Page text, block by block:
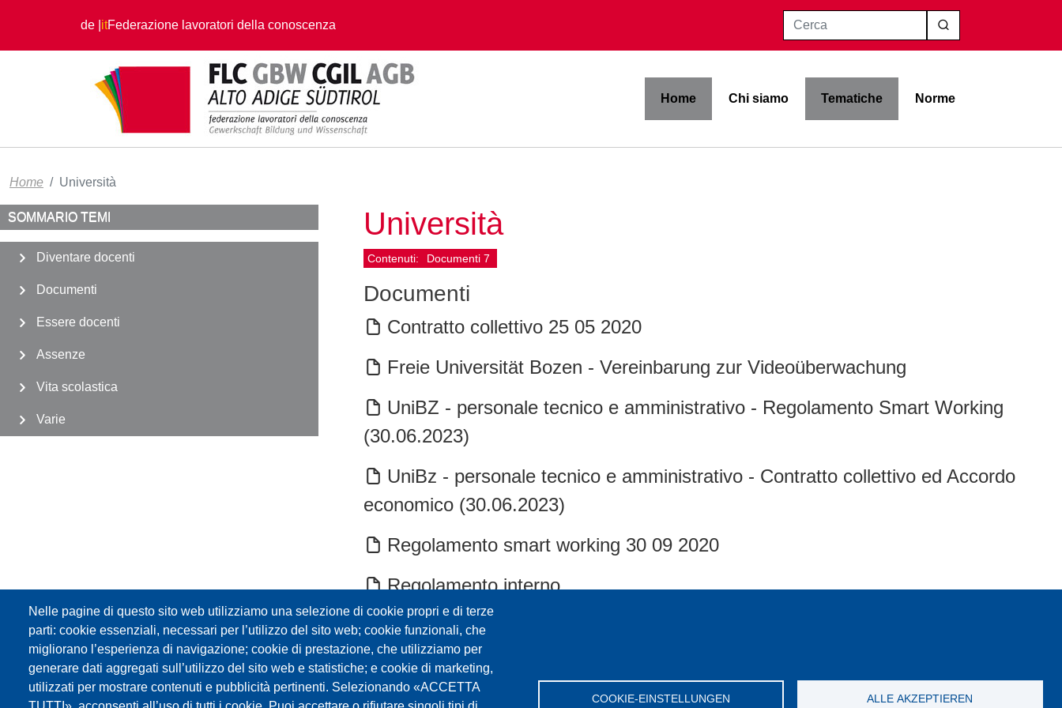
de itFederazione lavoratori della conoscenza
Nelle pagine di questo sito web utilizziamo una selezione di cookie propri e di terze
parti: cookie essenziali, necessari per l’utilizzo del sito web; cookie funzionali, che
migliorano l’esperienza di navigazione; cookie di prestazione, che utilizziamo per
generare dati aggregati sull’utilizzo del sito web e statistiche; e cookie di marketing,
utilizzati per mostrare contenuti e pubblicità pertinenti. Selezionando «ACCETTA
COOKIE-EINSTELLUNGEN ALLE AKZEPTIEREN
Cerca
Home Chi siamo Tematiche Norme
Home Università
Università
Contenuti: Documenti 7
Documenti
Contratto collettivo 25 05 2020
Freie Universität Bozen - Vereinbarung zur Videoüberwachung
UniBZ - personale tecnico e amministrativo - Regolamento Smart Working
(30.06.2023)
UniBz - personale tecnico e amministrativo - Contratto collettivo ed Accordo
economico (30.06.2023)
Regolamento smart working 30 09 2020
Regolamento interno
April/e 2017 Contratto, Accordo, Tabelle - Vertrag, Vereinbarung und
Gehaltstabellen
SOMMARIO TEMI
Diventare docenti
Documenti
Essere docenti
Assenze
Vita scolastica
Varie